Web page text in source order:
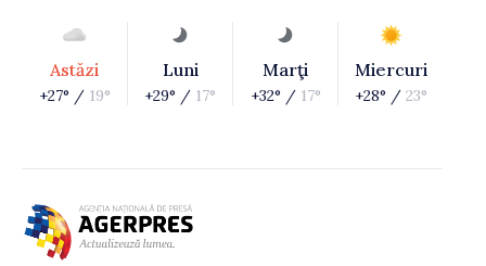
Astăzi
+27° / 19°
Luni
+29° / 17°
Marţi
+32° / 17°
Miercuri
+28° / 23°